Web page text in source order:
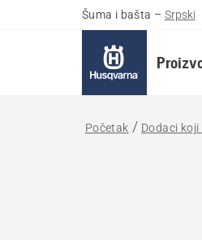
Šuma i bašta – Srpski
Početak Dodaci